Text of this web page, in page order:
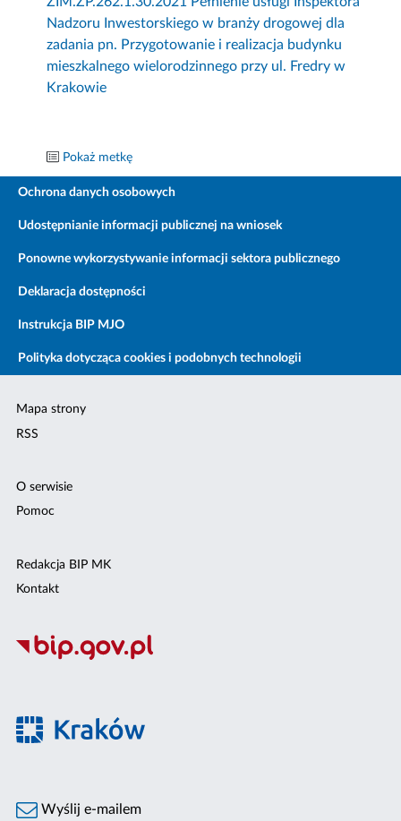
Nadzoru Inwestorskiego w branży drogowej dla
zadania pn. Przygotowanie i realizacja budynku
mieszkalnego wielorodzinnego przy ul. Fredry w
Krakowie
Pokaż metkę
Ochrona danych osobowych
Udostępnianie informacji publicznej na wniosek
Ponowne wykorzystywanie informacji sektora publicznego
Deklaracja dostępności
Instrukcja BIP MJO
Polityka dotycząca cookies i podobnych technologii
Mapa strony
RSS
O serwisie
Pomoc
Redakcja BIP MK
Kontakt
Wyślij e-mailem